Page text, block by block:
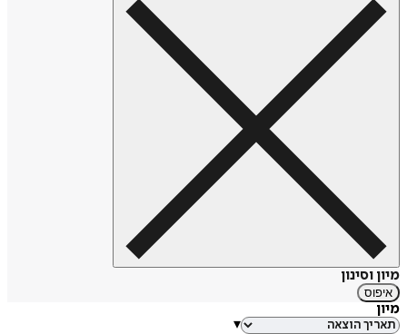
מיון וסינון
איפוס
מיון
▾